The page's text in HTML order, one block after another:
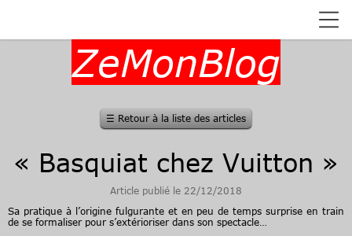
ZeMonBlog
☰ Retour à la liste des articles
« Basquiat chez Vuitton »
Article publié le 22/12/2018
Sa pratique à l’origine fulgurante et en peu de temps surprise en train
de se formaliser pour s’extérioriser dans son spectacle…